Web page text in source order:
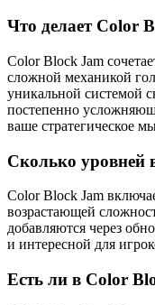
Что делает Color
Color Block Jam
сложной механикой
уникальной системой
постепенно
ваше стратегическое
Сколько уровней
Color Block Jam
возрастающей
добавляются через
и интересной для
Есть ли в Color